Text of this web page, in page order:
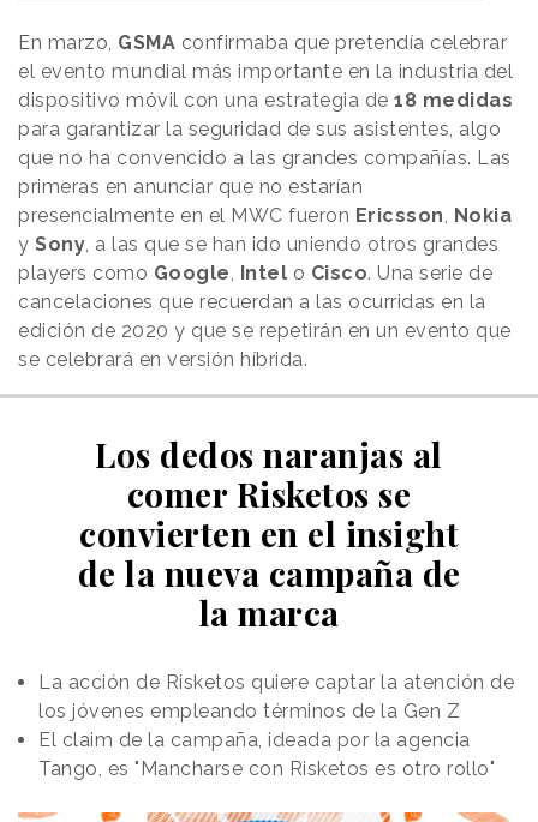
En marzo, GSMA confirmaba que pretendía celebrar
el evento mundial más importante en la industria del
dispositivo móvil con una estrategia de 18 medidas
para garantizar la seguridad de sus asistentes, algo
que no ha convencido a las grandes compañías. Las
primeras en anunciar que no estarían
presencialmente en el MWC fueron Ericsson, Nokia
y Sony, a las que se han ido uniendo otros grandes
players como Google, Intel o Cisco. Una serie de
cancelaciones que recuerdan a las ocurridas en la
edición de 2020 y que se repetirán en un evento que
se celebrará en versión híbrida.
Los dedos naranjas al
comer Risketos se
convierten en el insight
de la nueva campaña de
la marca
La acción de Risketos quiere captar la atención de
los jóvenes empleando términos de la Gen Z
El claim de la campaña, ideada por la agencia
Tango, es "Mancharse con Risketos es otro rollo"